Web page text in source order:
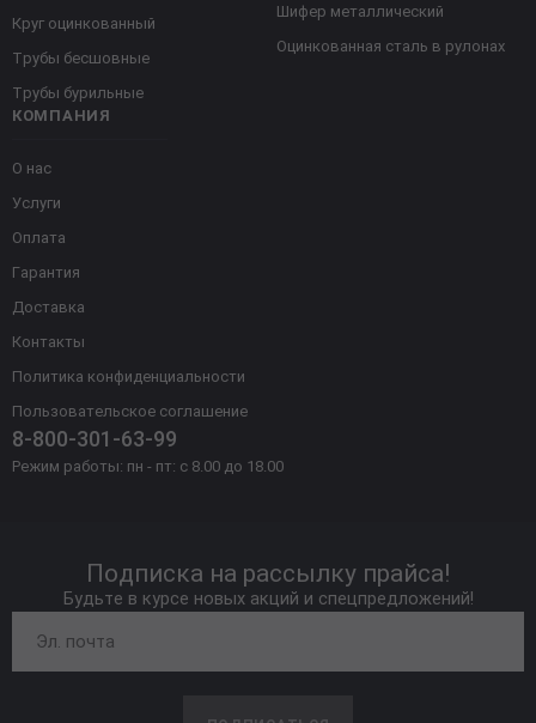
КОМПАНИЯ
О нас
Услуги
Оплата
Гарантия
Доставка
Контакты
Политика конфиденциальности
Пользовательское соглашение
8-800-301-63-99
Режим работы: пн - пт: с 8.00 до 18.00
Круг оцинкованный
Трубы бесшовные
Трубы бурильные
Шифер металлический
Оцинкованная сталь в рулонах
Подписка на рассылку прайса!
Будьте в курсе новых акций и спецпредложений!